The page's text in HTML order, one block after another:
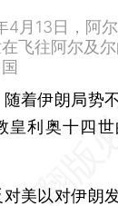
月13日，阿
飞往阿尔及
随着伊朗局势
皇利奥十四
以对伊朗发